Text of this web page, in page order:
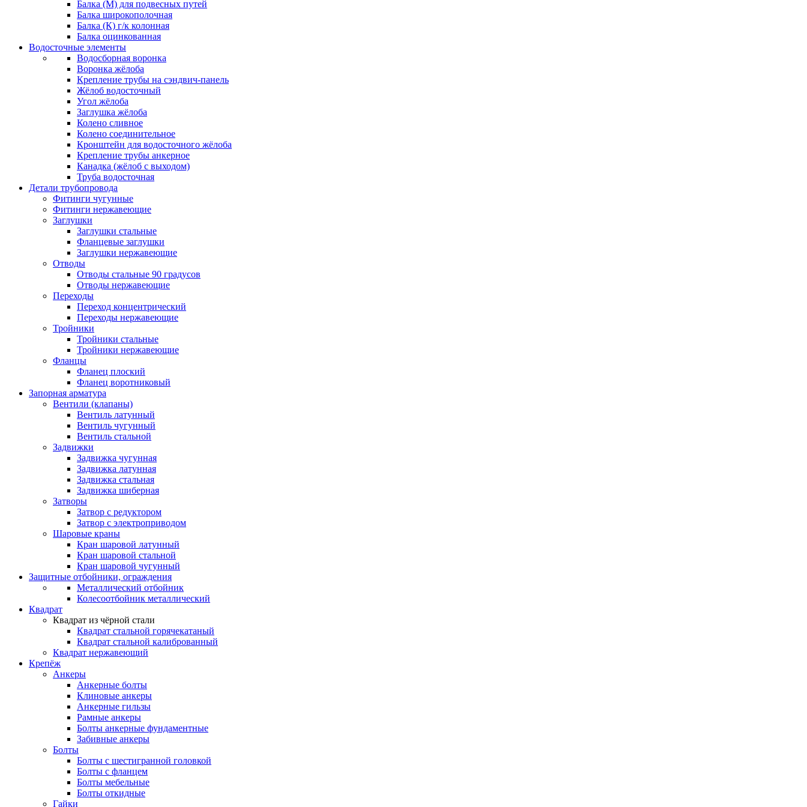
Балка (М) для подвесных путей
Балка широкополочная
Балка (К) г/к колонная
Балка оцинкованная
Водосточные элементы
Водосборная воронка
Воронка жёлоба
Крепление трубы на сэндвич-панель
Жёлоб водосточный
Угол жёлоба
Заглушка жёлоба
Колено сливное
Колено соединительное
Кронштейн для водосточного жёлоба
Крепление трубы анкерное
Канадка (жёлоб с выходом)
Труба водосточная
Детали трубопровода
Фитинги чугунные
Фитинги нержавеющие
Заглушки
Заглушки стальные
Фланцевые заглушки
Заглушки нержавеющие
Отводы
Отводы стальные 90 градусов
Отводы нержавеющие
Переходы
Переход концентрический
Переходы нержавеющие
Тройники
Тройники стальные
Тройники нержавеющие
Фланцы
Фланец плоский
Фланец воротниковый
Запорная арматура
Вентили (клапаны)
Вентиль латунный
Вентиль чугунный
Вентиль стальной
Задвижки
Задвижка чугунная
Задвижка латунная
Задвижка стальная
Задвижка шиберная
Затворы
Затвор с редуктором
Затвор с электроприводом
Шаровые краны
Кран шаровой латунный
Кран шаровой стальной
Кран шаровой чугунный
Защитные отбойники, ограждения
Металлический отбойник
Колесоотбойник металлический
Квадрат
Квадрат из чёрной стали
Квадрат стальной горячекатаный
Квадрат стальной калиброванный
Квадрат нержавеющий
Крепёж
Анкеры
Анкерные болты
Клиновые анкеры
Анкерные гильзы
Рамные анкеры
Болты анкерные фундаментные
Забивные анкеры
Болты
Болты с шестигранной головкой
Болты с фланцем
Болты мебельные
Болты откидные
Гайки